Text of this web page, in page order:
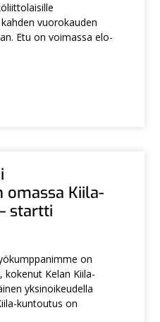
vuorokauden
Etu on voimassa elo-
Kiila-
startti
on
kokenut Kelan Kiila-
yksinoikeudella
kuntoutus on